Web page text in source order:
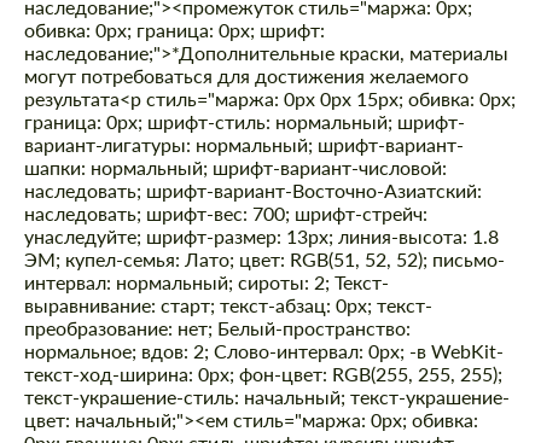
наследование;"><промежуток стиль="маржа: 0px;
обивка: 0px; граница: 0px; шрифт:
наследование;">*Дополнительные краски, материалы
могут потребоваться для достижения желаемого
результата<р стиль="маржа: 0px 0px 15px; обивка: 0px;
граница: 0px; шрифт-стиль: нормальный; шрифт-
вариант-лигатуры: нормальный; шрифт-вариант-
шапки: нормальный; шрифт-вариант-числовой:
наследовать; шрифт-вариант-Восточно-Азиатский:
наследовать; шрифт-вес: 700; шрифт-стрейч:
унаследуйте; шрифт-размер: 13px; линия-высота: 1.8
ЭМ; купел-семья: Лато; цвет: RGB(51, 52, 52); письмо-
интервал: нормальный; сироты: 2; Текст-
выравнивание: старт; текст-абзац: 0px; текст-
преобразование: нет; Белый-пространство:
нормальное; вдов: 2; Слово-интервал: 0px; -в WebKit-
текст-ход-ширина: 0px; фон-цвет: RGB(255, 255, 255);
текст-украшение-стиль: начальный; текст-украшение-
цвет: начальный;"><ем стиль="маржа: 0px; обивка: